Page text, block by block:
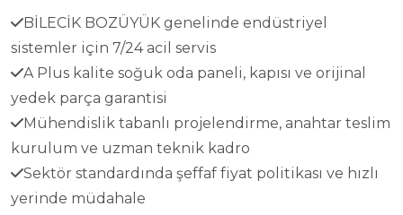
BİLECİK BOZÜYÜK genelinde endüstriyel
sistemler için 7/24 acil servis
A Plus kalite soğuk oda paneli, kapısı ve orijinal
yedek parça garantisi
Mühendislik tabanlı projelendirme, anahtar teslim
kurulum ve uzman teknik kadro
Sektör standardında şeffaf fiyat politikası ve hızlı
yerinde müdahale